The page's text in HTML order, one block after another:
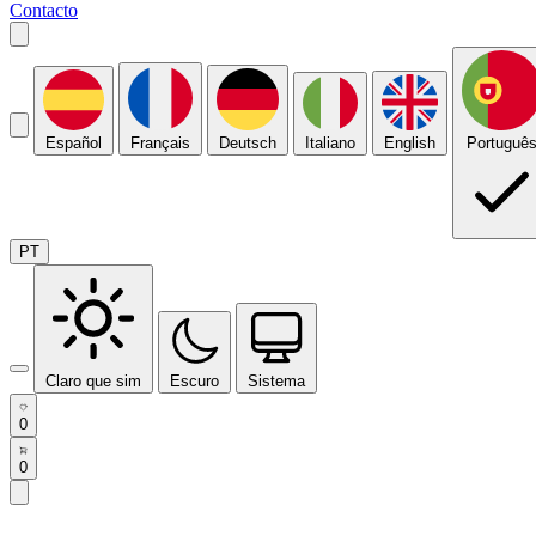
Contacto
Español Français Deutsch Italiano English Português
PT
Claro que sim Escuro Sistema
0
0